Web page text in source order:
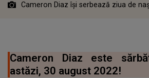
Cameron Diaz îşi serbează ziua de
Cameron Diaz este
astăzi, 30 august 2022!